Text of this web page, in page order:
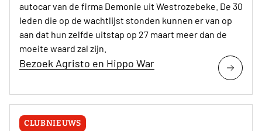
autocar van de firma Demonie uit Westrozebeke. De 30
leden die op de wachtlijst stonden kunnen er van op
aan dat hun zelfde uitstap op 27 maart meer dan de
moeite waard zal zijn.
Bezoek Agristo en Hippo War
CLUBNIEUWS